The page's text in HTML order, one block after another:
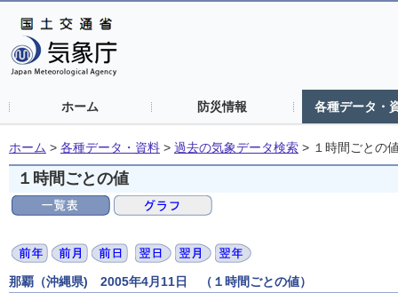
ホーム 防災情報 各種データ・
ホーム > 各種データ・資料 > 過去の気象データ検索 > １時間ごとの
１時間ごとの値
那覇（沖縄県) 2005年4月11日 （１時間ごとの値）